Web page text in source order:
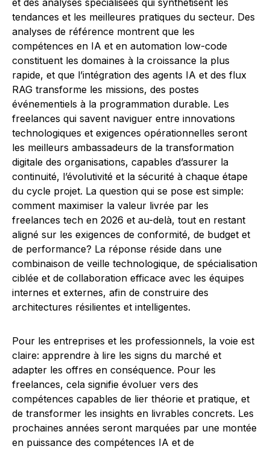
et des analyses spécialisées qui synthétisent les
tendances et les meilleures pratiques du secteur. Des
analyses de référence montrent que les
compétences en IA et en automation low-code
constituent les domaines à la croissance la plus
rapide, et que l’intégration des agents IA et des flux
RAG transforme les missions, des postes
événementiels à la programmation durable. Les
freelances qui savent naviguer entre innovations
technologiques et exigences opérationnelles seront
les meilleurs ambassadeurs de la transformation
digitale des organisations, capables d’assurer la
continuité, l’évolutivité et la sécurité à chaque étape
du cycle projet. La question qui se pose est simple:
comment maximiser la valeur livrée par les
freelances tech en 2026 et au-delà, tout en restant
aligné sur les exigences de conformité, de budget et
de performance? La réponse réside dans une
combinaison de veille technologique, de spécialisation
ciblée et de collaboration efficace avec les équipes
internes et externes, afin de construire des
architectures résilientes et intelligentes.
Pour les entreprises et les professionnels, la voie est
claire: apprendre à lire les signs du marché et
adapter les offres en conséquence. Pour les
freelances, cela signifie évoluer vers des
compétences capables de lier théorie et pratique, et
de transformer les insights en livrables concrets. Les
prochaines années seront marquées par une montée
en puissance des compétences IA et de